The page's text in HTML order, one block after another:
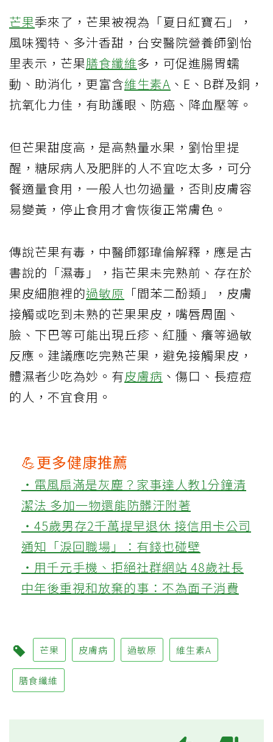
芒果季來了，芒果被視為「夏日紅寶石」，
風味獨特、多汁香甜，台安醫院營養師劉怡
里表示，芒果膳食纖維多，可促進腸胃蠕
動、助消化，更富含維生素A 、E、B群及銅，
抗氧化力佳，有助護眼、防癌、降血壓等。
但芒果甜度高，是高熱量水果，劉怡里提
醒，糖尿病人及肥胖的人不宜吃太多，可分
餐適量食用，一般人也勿過量，否則皮膚容
易變黃，停止食用才會恢復正常膚色。
傳說芒果有毒，中醫師鄒瑋倫解釋，應是古
書說的「濕毒」，指芒果未完熟前、存在於
果皮細胞裡的過敏原 「間苯二酚類」，皮膚
接觸或吃到未熟的芒果果皮，嘴唇周圍、
臉、下巴等可能出現丘疹、紅腫、癢等過敏
反應。建議應吃完熟芒果，避免接觸果皮，
體濕者少吃為妙。有皮膚病 、傷口、長痘痘
的人，不宜食用。
💪更多健康推薦
‧電風扇滿是灰塵？家事達人教1分鐘清
潔法 多加一物還能防髒汙附著
‧45歲男存2千萬提早退休 接信用卡公司
通知「淚回職場」：有錢也碰壁
‧用千元手機、拒絕社群網站 48歲社長
中年後重視和放棄的事：不為面子消費
芒果 皮膚病 過敏原 維生素A
膳食纖維